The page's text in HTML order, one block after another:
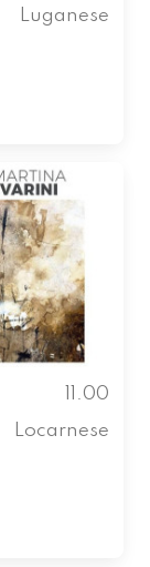
Luganese
11.00
Locarnese